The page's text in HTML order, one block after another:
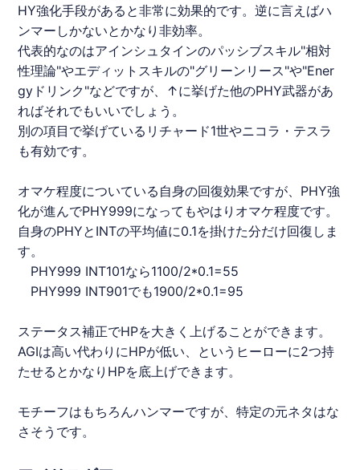
HY強化手段があると非常に効果的です。逆に言えばハ
ンマーしかないとかなり非効率。
代表的なのはアインシュタインのパッシブスキル"相対
性理論"やエディットスキルの"グリーンリース"や"Ener
gyドリンク"などですが、↑に挙げた他のPHY武器があ
ればそれでもいいでしょう。
別の項目で挙げているリチャード1世やニコラ・テスラ
も有効です。
オマケ程度についている自身の回復効果ですが、PHY強
化が進んでPHY999になってもやはりオマケ程度です。
自身のPHYとINTの平均値に0.1を掛けた分だけ回復しま
す。
PHY999 INT101なら1100/2*0.1=55
PHY999 INT901でも1900/2*0.1=95
ステータス補正でHPを大きく上げることができます。
AGIは高い代わりにHPが低い、というヒーローに2つ持
たせるとかなりHPを底上げできます。
モチーフはもちろんハンマーですが、特定の元ネタはな
さそうです。